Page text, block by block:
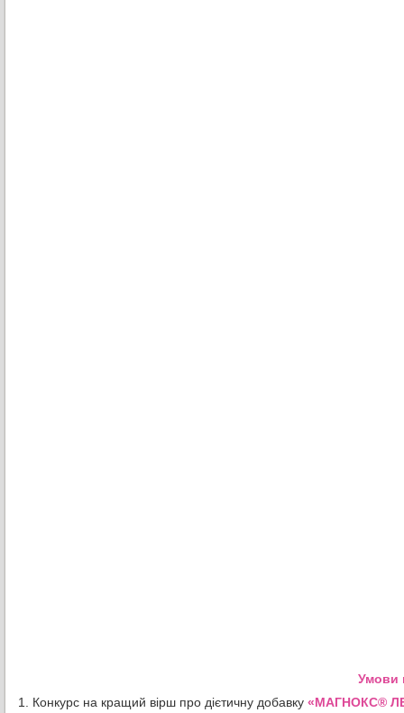
Умови
1. Конкурс на кращий вірш про дієтичну добавку «МАГНОКС®